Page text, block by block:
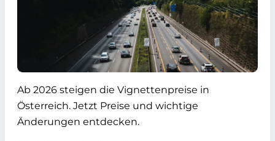
Ab 2026 steigen die Vignettenpreise in
Österreich. Jetzt Preise und wichtige
Änderungen entdecken.